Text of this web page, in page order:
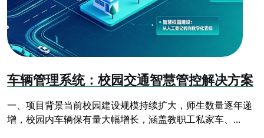
车辆管理系统：校园交通智慧管控解决方案
一、项目背景当前校园建设规模持续扩大，师生数量逐年递
增，校园内车辆保有量大幅增长，涵盖教职工私家车、...